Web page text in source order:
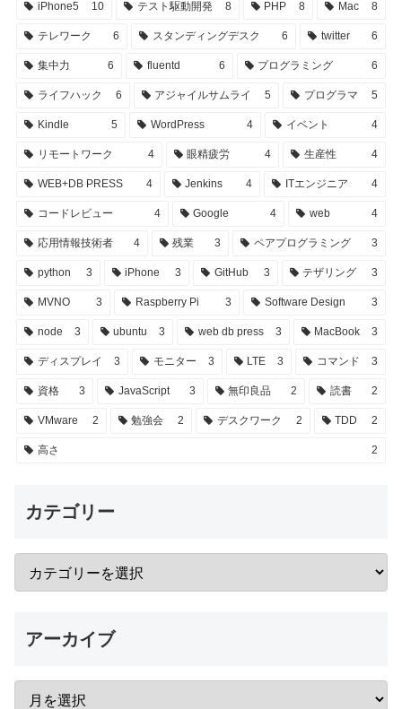
iPhone5 10 テスト駆動開発 8 PHP 8 Mac 8
テレワーク 6 スタンディングデスク 6 twitter 6
集中力 6 fluentd 6 プログラミング 6
ライフハック 6 アジャイルサムライ 5 プログラマ 5
Kindle 5 WordPress 4 イベント 4
リモートワーク 4 眼精疲労 4 生産性 4
WEB+DB PRESS 4 Jenkins 4 ITエンジニア 4
コードレビュー 4 Google 4 web 4
応用情報技術者 4 残業 3 ペアプログラミング 3
python 3 iPhone 3 GitHub 3 テザリング 3
MVNO 3 Raspberry Pi 3 Software Design 3
node 3 ubuntu 3 web db press 3 MacBook 3
ディスプレイ 3 モニター 3 LTE 3 コマンド 3
資格 3 JavaScript 3 無印良品 2 読書 2
VMware 2 勉強会 2 デスクワーク 2 TDD 2
高さ 2
カテゴリー
アーカイブ